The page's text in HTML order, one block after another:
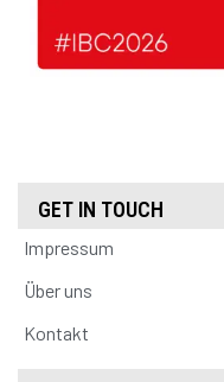
GET IN TOUCH
Impressum
Über uns
Kontakt